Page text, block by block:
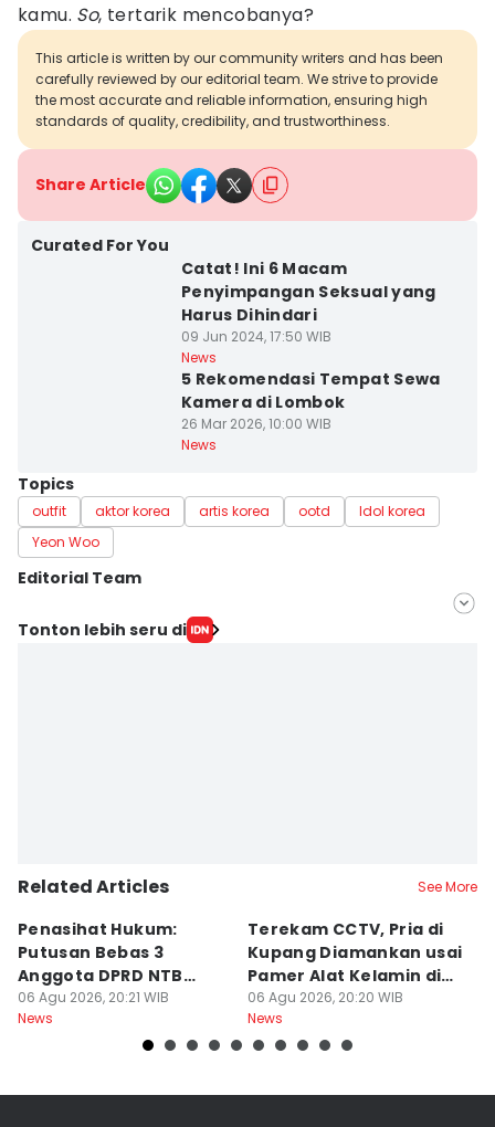
kamu. So, tertarik mencobanya?
This article is written by our community writers and has been
carefully reviewed by our editorial team. We strive to provide
the most accurate and reliable information, ensuring high
standards of quality, credibility, and trustworthiness.
Share Article
Curated For You
Catat! Ini 6 Macam
Penyimpangan Seksual yang
Harus Dihindari
09 Jun 2024, 17:50 WIB
News
5 Rekomendasi Tempat Sewa
Kamera di Lombok
26 Mar 2026, 10:00 WIB
News
Topics
outfit aktor korea artis korea ootd
Idol korea
Yeon Woo
Editorial Team
Editor
Tonton lebih seru di
Related Articles See More
Penasihat Hukum:
Putusan Bebas 3
Anggota DPRD NTB
Bersifat Final
06 Agu 2026, 20:21 WIB
News
Terekam CCTV, Pria di
Kupang Diamankan usai
Pamer Alat Kelamin di
Kios
06 Agu 2026, 20:20 WIB
News